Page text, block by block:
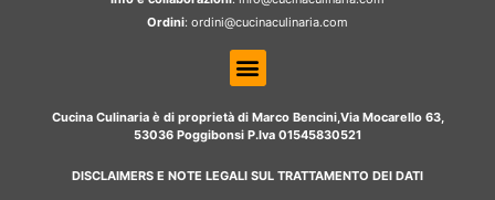
Ordini: ordini@cucinaculinaria.com
Cucina Culinaria è di proprietà di Marco Bencini,Via Mocarello 63,
53036 Poggibonsi P.Iva 01545830521
DISCLAIMERS E NOTE LEGALI SUL TRATTAMENTO DEI DATI